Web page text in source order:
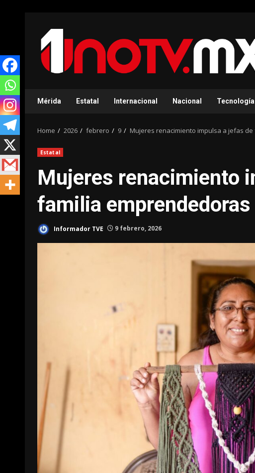
content
Mérida Estatal Internacional Nacional Tecnología
Home 2026 febrero 9 Mujeres renacimiento impulsa a jefas
Estatal
Mujeres renacimiento
familia emprendedoras
Informador TVE 9 febrero, 2026